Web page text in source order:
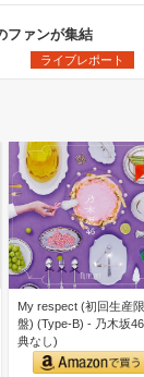
ファンが集結
ライブレポート
My respect (初回生産
盤) (Type-B) - 乃木坂
典なし)